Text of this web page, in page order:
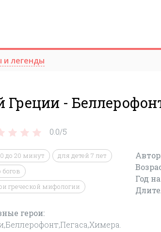
легенды
-
0.0/5
до 20 минут
для детей 7 лет
богов
греческой мифологии
герои:
Год